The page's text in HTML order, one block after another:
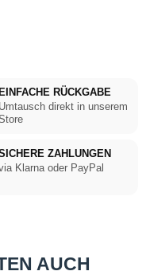
EINFACHE RÜCKGABE
Umtausch direkt in unserem
ZAHLUNGEN
Klarna oder PayPal
AUCH